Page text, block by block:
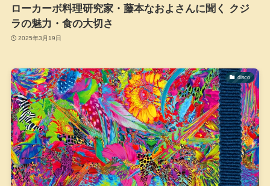
ローカーボ料理研究家・藤本なおよさんに聞く クジ
ラの魅力・食の大切さ
2025年3月19日
disco